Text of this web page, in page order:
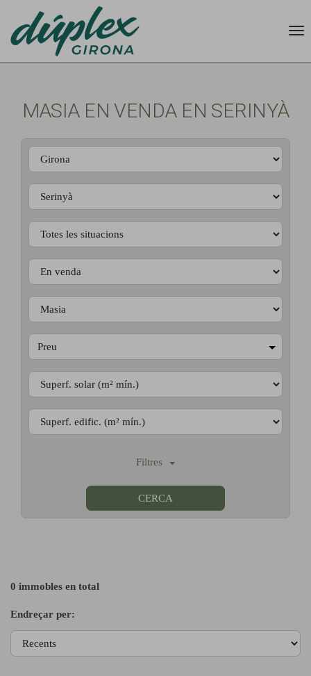
MASIA EN VENDA EN SERINYÀ
Preu
Filtres
CERCA
0 immobles en total
Endreçar per: